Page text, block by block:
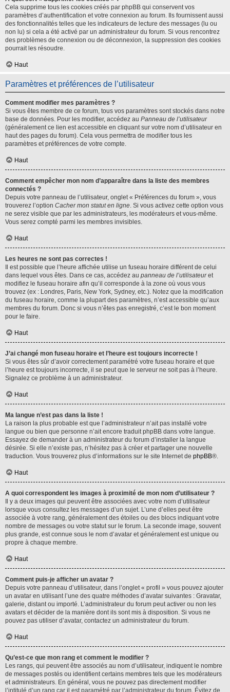
Cela supprime tous les cookies créés par phpBB qui conservent vos
paramètres d’authentification et votre connexion au forum. Ils fournissent aussi
des fonctionnalités telles que les indicateurs de lecture des messages (lu ou
non lu) si cela a été activé par un administrateur du forum. Si vous rencontrez
des problèmes de connexion ou de déconnexion, la suppression des cookies
pourrait les résoudre.
Haut
Paramètres et préférences de l’utilisateur
Comment modifier mes paramètres ?
Si vous êtes membre de ce forum, tous vos paramètres sont stockés dans notre
base de données. Pour les modifier, accédez au Panneau de l’utilisateur
(généralement ce lien est accessible en cliquant sur votre nom d’utilisateur en
haut des pages du forum). Cela vous permettra de modifier tous les
paramètres et préférences de votre compte.
Haut
Comment empêcher mon nom d’apparaître dans la liste des membres
connectés ?
Depuis votre panneau de l’utilisateur, onglet « Préférences du forum », vous
trouverez l’option Cacher mon statut en ligne. Si vous activez cette option vous
ne serez visible que par les administrateurs, les modérateurs et vous-même.
Vous serez compté parmi les membres invisibles.
Haut
Les heures ne sont pas correctes !
Il est possible que l’heure affichée utilise un fuseau horaire différent de celui
dans lequel vous êtes. Dans ce cas, accédez au panneau de l’utilisateuret
modifiez le fuseau horaire afin qu’il corresponde à la zone où vous vous
trouvez (ex : Londres, Paris, New York, Sydney, etc.). Notez que la modification
du fuseau horaire, comme la plupart des paramètres, n’est accessible qu’aux
membres du forum. Donc si vous n’êtes pas enregistré, c’est le bon moment
pour le faire.
Haut
J’ai changé mon fuseau horaire et l’heure est toujours incorrecte !
Si vous êtes sûr d’avoir correctement paramétré votre fuseau horaire et que
l’heure est toujours incorrecte, il se peut que le serveur ne soit pas à l’heure.
Signalez ce problème à un administrateur.
Haut
Ma langue n’est pas dans la liste !
La raison la plus probable est que l’administrateur n’ait pas installé votre
langue ou bien que personne n’ait encore traduit phpBB dans votre langue.
Essayez de demander à un administrateur du forum d’installer la langue
désirée. Si elle n’existe pas, n’hésitez pas à créer et partager une nouvelle
traduction. Vous trouverez plus d’informations sur le site Internet de phpBB®.
Haut
A quoi correspondent les images à proximité de mon nom d’utilisateur ?
Il y a deux images qui peuvent être associées avec votre nom d’utilisateur
lorsque vous consultez les messages d’un sujet. L’une d’elles peut être
associée à votre rang, généralement des étoiles ou des blocs indiquant votre
nombre de messages ou votre statut sur le forum. La seconde image, souvent
plus grande, est connue sous le nom d’avatar et généralement est unique ou
propre à chaque membre.
Haut
Comment puis-je afficher un avatar ?
Depuis votre panneau d’utilisateur, dans l’onglet « profil » vous pouvez ajouter
un avatar en utilisant l’une des quatre méthodes d’avatar suivantes : Gravatar,
galerie, distant ou importé. L’administrateur du forum peut activer ou non les
avatars et décider de la manière dont ils sont mis à disposition. Si vous ne
pouvez pas utiliser d’avatar, contactez un administrateur du forum.
Haut
Qu’est-ce que mon rang et comment le modifier ?
Les rangs, qui peuvent être associés au nom d’utilisateur, indiquent le nombre
de messages postés ou identifient certains membres tels que les modérateurs
et administrateurs. En général, vous ne pouvez pas directement modifier
l’intitulé d’un rang car il est paramétré par l’administrateur du forum. Évitez de